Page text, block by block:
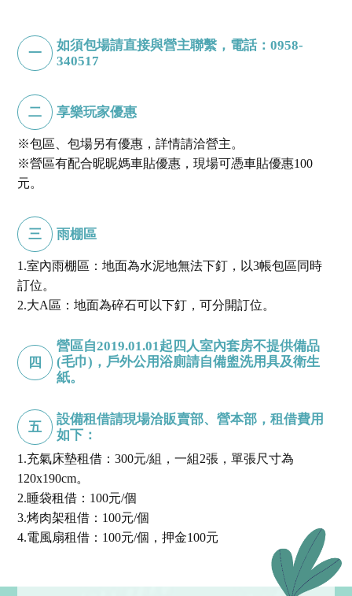
一
如須包場請直接與營主聯繫，電話：0958-
340517
二 享樂玩家優惠
※包區、包場另有優惠，詳情請洽營主。
※營區有配合昵昵媽車貼優惠，現場可憑車貼優惠100
元。
三 雨棚區
1.室內雨棚區：地面為水泥地無法下釘，以3帳包區同時
訂位。
2.大A區：地面為碎石可以下釘，可分開訂位。
四
營區自2019.01.01起四人室內套房不提供備品
(毛巾)，戶外公用浴廁請自備盥洗用具及衛生
紙。
五
設備租借請現場洽販賣部、營本部，租借費用
如下：
1.充氣床墊租借：300元/組，一組2張，單張尺寸為
120x190cm。
2.睡袋租借：100元/個
3.烤肉架租借：100元/個
4.電風扇租借：100元/個，押金100元